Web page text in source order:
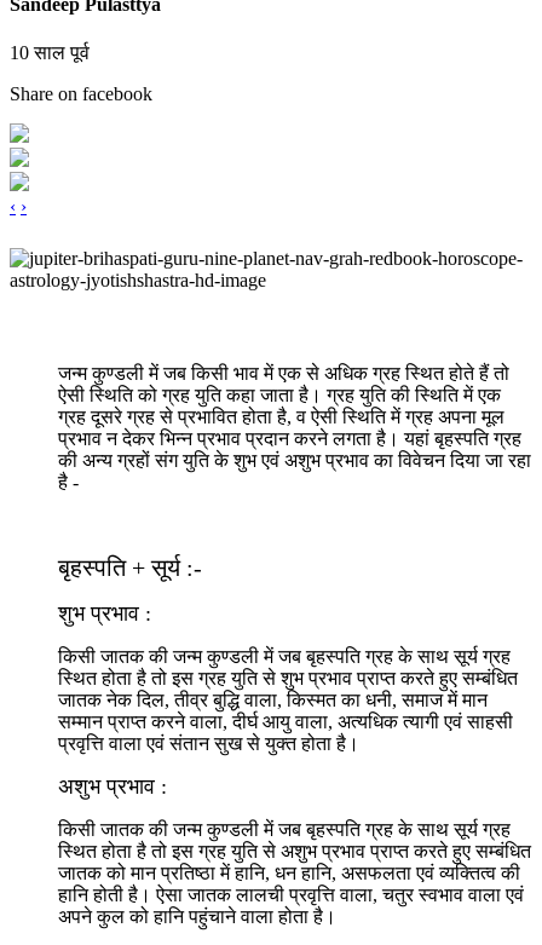
Sandeep Pulasttya
10 साल पूर्व
Share on facebook
‹ ›
जन्म कुण्डली में जब किसी भाव में एक से अधिक ग्रह स्थित होते हैं तो
ऐसी स्थिति को ग्रह युति कहा जाता है। ग्रह युति की स्थिति में एक
ग्रह दूसरे ग्रह से प्रभावित होता है, व ऐसी स्थिति में ग्रह अपना मूल
प्रभाव न देकर भिन्न प्रभाव प्रदान करने लगता है। यहां बृहस्पति ग्रह
की अन्य ग्रहों संग युति के शुभ एवं अशुभ प्रभाव का विवेचन दिया जा रहा
है -
बृहस्पति + सूर्य :-
शुभ प्रभाव :
किसी जातक की जन्म कुण्डली में जब बृहस्पति ग्रह के साथ सूर्य ग्रह
स्थित होता है तो इस ग्रह युति से शुभ प्रभाव प्राप्त करते हुए सम्बंधित
जातक नेक दिल, तीव्र बुद्धि वाला, किस्मत का धनी, समाज में मान
सम्मान प्राप्त करने वाला, दीर्घ आयु वाला, अत्यधिक त्यागी एवं साहसी
प्रवृत्ति वाला एवं संतान सुख से युक्त होता है।
अशुभ प्रभाव :
किसी जातक की जन्म कुण्डली में जब बृहस्पति ग्रह के साथ सूर्य ग्रह
स्थित होता है तो इस ग्रह युति से अशुभ प्रभाव प्राप्त करते हुए सम्बंधित
जातक को मान प्रतिष्ठा में हानि, धन हानि, असफलता एवं व्यक्तित्व की
हानि होती है। ऐसा जातक लालची प्रवृत्ति वाला, चतुर स्वभाव वाला एवं
अपने कुल को हानि पहुंचाने वाला होता है।